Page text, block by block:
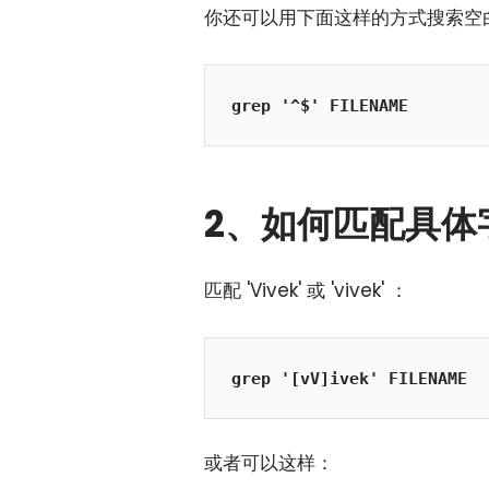
你还可以用下面这样的方式搜索空
grep '^$' FILENAME
2、如何匹配具体
匹配 'Vivek' 或 'vivek' ：
grep '[vV]ivek' FILENAME
或者可以这样：